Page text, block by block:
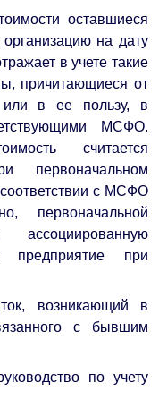
оставшиеся
на дату
в учете такие
причитающиеся от
или в ее пользу, в
МСФО.
считается
первоначальном
с МСФО
первоначальной
предприятие при
возникающий в
с бывшим
по учету